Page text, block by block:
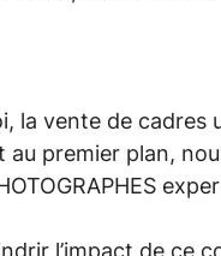
la vente de
premier plan,
l’impact de ce